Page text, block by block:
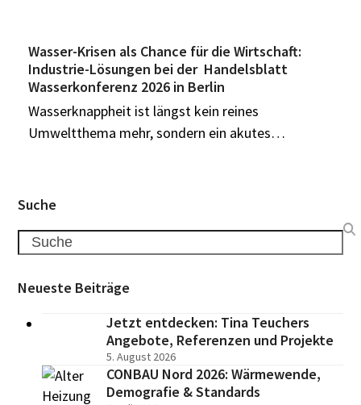
Wasser-Krisen als Chance für die Wirtschaft:
Industrie-Lösungen bei der Handelsblatt
Wasserkonferenz 2026 in Berlin
Wasserknappheit ist längst kein reines
Umweltthema mehr, sondern ein akutes…
Suche
Search
Neueste Beiträge
Jetzt entdecken: Tina Teuchers
Angebote, Referenzen und Projekte
5. August 2026
CONBAU Nord 2026: Wärmewende,
Demografie & Standards